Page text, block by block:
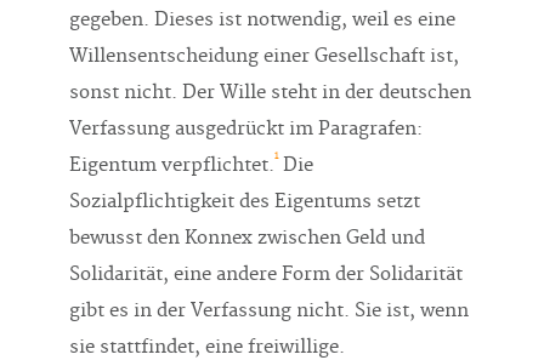
gegeben. Dieses ist notwendig, weil es eine
Willensentscheidung einer Gesellschaft ist,
sonst nicht. Der Wille steht in der deutschen
Verfassung ausgedrückt im Paragrafen:
Eigentum verpflichtet.1 Die
Sozialpflichtigkeit des Eigentums setzt
bewusst den Konnex zwischen Geld und
Solidarität, eine andere Form der Solidarität
gibt es in der Verfassung nicht. Sie ist, wenn
sie stattfindet, eine freiwillige.